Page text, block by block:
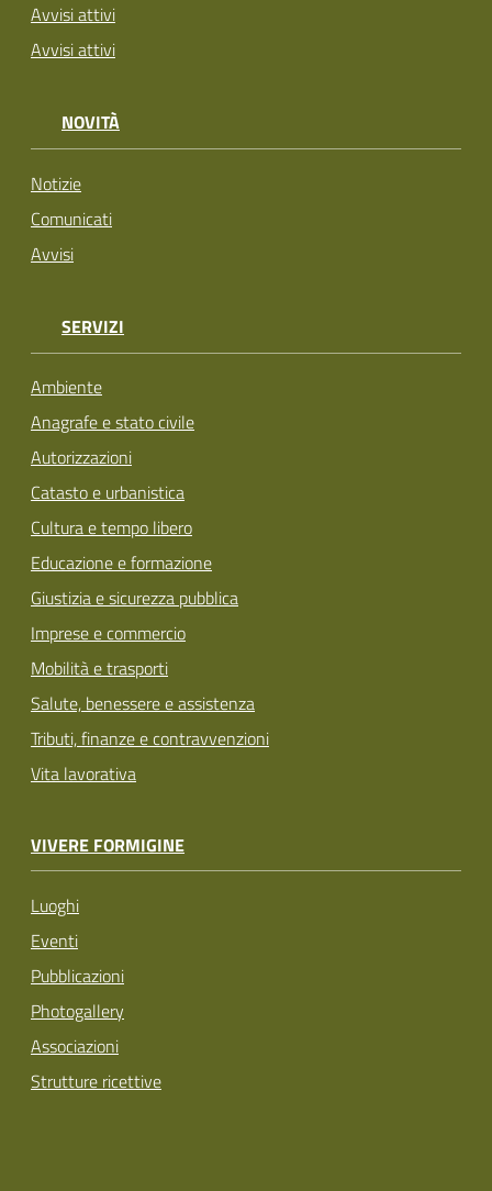
Avvisi attivi
Avvisi attivi
NOVITÀ
Notizie
Comunicati
Avvisi
SERVIZI
Ambiente
Anagrafe e stato civile
Autorizzazioni
Catasto e urbanistica
Cultura e tempo libero
Educazione e formazione
Giustizia e sicurezza pubblica
Imprese e commercio
Mobilità e trasporti
Salute, benessere e assistenza
Tributi, finanze e contravvenzioni
Vita lavorativa
VIVERE FORMIGINE
Luoghi
Eventi
Pubblicazioni
Photogallery
Associazioni
Strutture ricettive